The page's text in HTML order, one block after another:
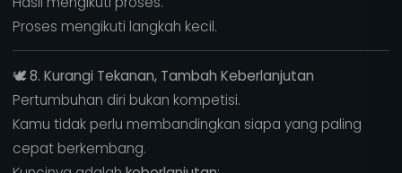
Proses mengikuti langkah kecil.
🕊️8. Kurangi Tekanan, Tambah Keberlanjutan
Pertumbuhan diri bukan kompetisi.
Kamu tidak perlu membandingkan siapa yang paling
cepat berkembang.